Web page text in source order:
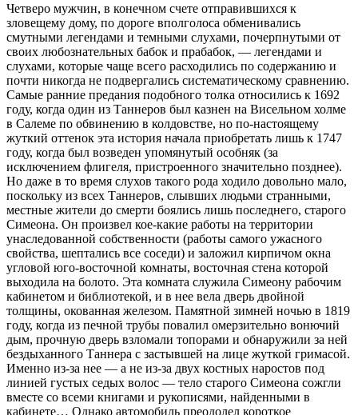
Четверо мужчин, в конечном счете отправившихся к
зловещему дому, по дороге вполголоса обменивались
смутными легендами и темными слухами, почерпнутыми от
своих любознательных бабок и прабабок, — легендами и
слухами, которые чаще всего расходились по содержанию и
почти никогда не подвергались систематическому сравнению.
Самые ранние предания подобного толка относились к 1692
году, когда один из Таннеров был казнен на Висельном холме
в Салеме по обвинению в колдовстве, но по-настоящему
жуткий оттенок эта история начала приобретать лишь к 1747
году, когда был возведен упомянутый особняк (за
исключением флигеля, пристроенного значительно позднее).
Но даже в то время слухов такого рода ходило довольно мало,
поскольку из всех Таннеров, слывших людьми странными,
местные жители до смерти боялись лишь последнего, старого
Симеона. Он произвел кое-какие работы на территории
унаследованной собственности (работы самого ужасного
свойства, шептались все соседи) и заложил кирпичом окна
угловой юго-восточной комнаты, восточная стена которой
выходила на болото. Эта комната служила Симеону рабочим
кабинетом и библиотекой, и в нее вела дверь двойной
толщины, окованная железом. Памятной зимней ночью в 1819
году, когда из печной трубы повалил омерзительно вонючий
дым, прочную дверь взломали топорами и обнаружили за ней
бездыханного Таннера с застывшей на лице жуткой гримасой.
Именно из-за нее — а не из-за двух костных наростов под
линией густых седых волос — тело старого Симеона сожгли
вместе со всеми книгами и рукописями, найденными в
кабинете… Однако автомобиль преодолел короткое